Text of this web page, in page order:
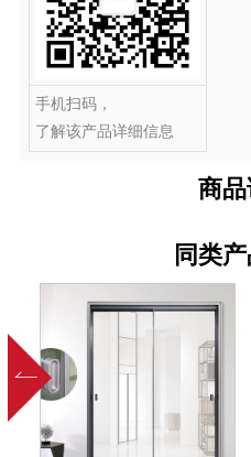
手机扫码，
了解该产品详细信息
商品
同类